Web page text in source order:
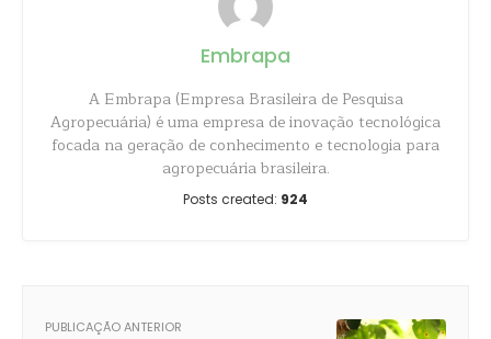
Embrapa
A Embrapa (Empresa Brasileira de Pesquisa
Agropecuária) é uma empresa de inovação tecnológica
focada na geração de conhecimento e tecnologia para
agropecuária brasileira.
Posts created: 924
PUBLICAÇÃO ANTERIOR